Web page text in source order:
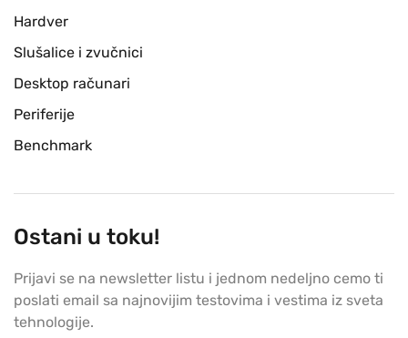
Hardver
Slušalice i zvučnici
Desktop računari
Periferije
Benchmark
Ostani u toku!
Prijavi se na newsletter listu i jednom nedeljno cemo ti
poslati email sa najnovijim testovima i vestima iz sveta
tehnologije.